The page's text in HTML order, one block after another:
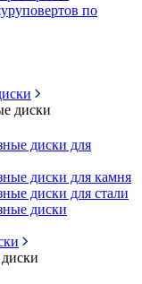
по
диски
диски для
диски для камня
диски для стали
диски